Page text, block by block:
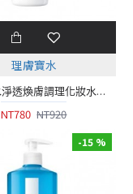
理膚寶水
理膚寶水淨透煥膚調理化妝水200ml
NT780 NT920
-15 %